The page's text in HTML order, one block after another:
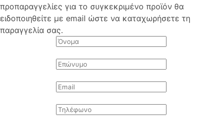
προπαραγγελίες για το συγκεκριμένο προϊόν θα
ειδοποιηθείτε με email ώστε να καταχωρήσετε τη
παραγγελία σας.